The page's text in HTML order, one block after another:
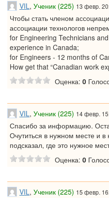
VIL, Ученик (225) 13 февр.
Чтобы стать членом
ассоциации технологов
for Engineering Technicians
experience in Canada;
for Engineers - 12 months of
How get that “Canadian work
Оценка: 0
VIL, Ученик (225) 14 февр.
Спасибо за информацию.
Очутиться в нужном месте и
подсказал, где это нужное
Оценка: 0
VIL, Ученик (225) 15 февр.